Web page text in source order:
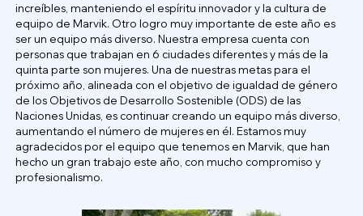
increíbles, manteniendo el espíritu innovador y la cultura de
equipo de Marvik. Otro logro muy importante de este año es
ser un equipo más diverso. Nuestra empresa cuenta con
personas que trabajan en 6 ciudades diferentes y más de la
quinta parte son mujeres. Una de nuestras metas para el
próximo año, alineada con el objetivo de igualdad de género
de los Objetivos de Desarrollo Sostenible (ODS) de las
Naciones Unidas, es continuar creando un equipo más diverso,
aumentando el número de mujeres en él. Estamos muy
agradecidos por el equipo que tenemos en Marvik, que han
hecho un gran trabajo este año, con mucho compromiso y
profesionalismo.